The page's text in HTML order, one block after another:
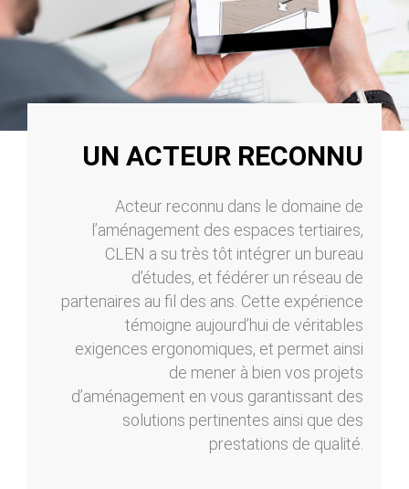
UN ACTEUR RECONNU
Acteur reconnu dans le domaine de
l’aménagement des espaces tertiaires,
CLEN a su très tôt intégrer un bureau
d’études, et fédérer un réseau de
partenaires au fil des ans. Cette expérience
témoigne aujourd’hui de véritables
exigences ergonomiques, et permet ainsi
de mener à bien vos projets
d’aménagement en vous garantissant des
solutions pertinentes ainsi que des
prestations de qualité.